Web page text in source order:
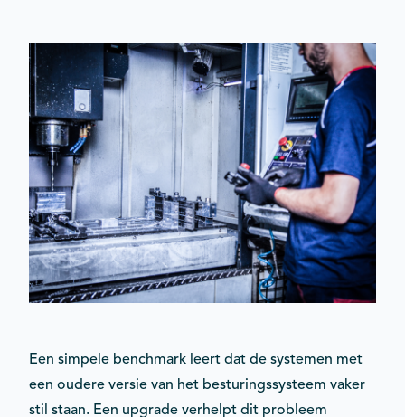
Een simpele benchmark leert dat de systemen met
een oudere versie van het besturingssysteem vaker
stil staan. Een upgrade verhelpt dit probleem